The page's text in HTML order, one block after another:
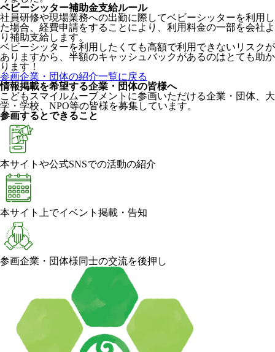
ベビーシッター補助金支給ルール
社員研修や現場業務への出勤に際してベビーシッターを利用し
た場合、経費申請をすることにより、利用料金の一部を会社よ
り補助支給します。
ベビーシッターを利用したくても高額で利用できないリスクが
ありますから、半額のキャッシュバックがあるのはとても助か
ります！
参画企業・団体の紹介一覧に戻る
情報掲載を希望する企業・団体の皆様へ
こどもスマイルムーブメントに参画いただける企業・団体、大
学・学校、NPO等の皆様を募集しています。
参画するとできること
本サイトや公式SNSでの活動の紹介
本サイト上でイベント掲載・告知
参画企業・団体様同士の交流を後押し